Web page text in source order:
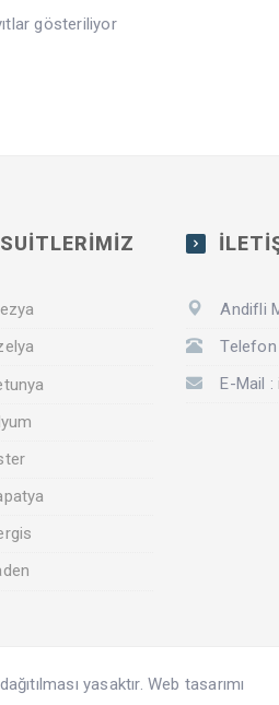
gösteriliyor
SUİTLERİMİZ
Andifli
Telefon
E-Mail :
yasaktır. Web tasarımı